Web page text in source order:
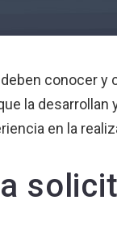
conocer
la desarrollan
en la